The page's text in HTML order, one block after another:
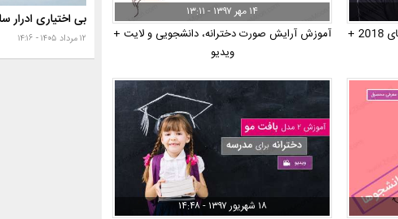
شینیون و دیزاین مو، جدیدترین مدل های 2018 +
۱۴ مهر ۱۳۹۷ - ۱۳:۱۱
آموزش آرایش صورت دخترانه، دانشجویی و لایت +
ویدیو
۱۸ شهریور ۱۳۹۷ - ۱۴:۴۸
۱۲ مرداد ۱۴۰۵ - ۱۴:۱۶